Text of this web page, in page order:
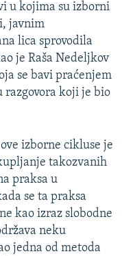
u kojima su izborni
javnim
lica sprovodila
je Raša Nedeljkov
se bavi praćenjem
razgovora koji je bio
izborne cikluse je
takozvanih
praksa u
se ta praksa
kao izraz slobodne
neku
jedna od metoda